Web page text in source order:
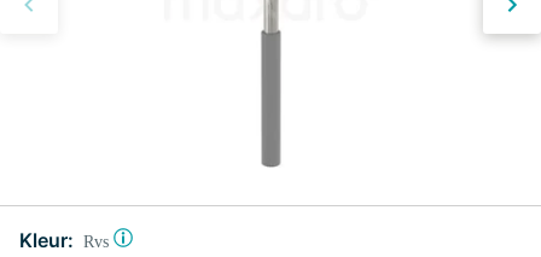
Kleur: Rvs